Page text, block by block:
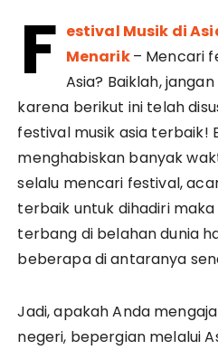
F estival Musik di
Menarik– Mencari
Asia? Baiklah,
karena berikut ini telah
festival musik asia terbaik!
menghabiskan banyak
selalu mencari festival,
terbaik untuk dihadiri
terbang di belahan dunia
beberapa di antaranya
Jadi, apakah Anda
negeri, bepergian melalui